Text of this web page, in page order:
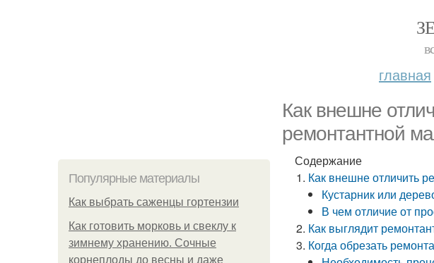
главная
Как внешне
ремонтантной
Популярные материалы
Как выбрать саженцы гортензии
Как готовить морковь и свеклу к
зимнему хранению. Сочные
корнеплоды до весны и даже
Содержание
Как внешне отличить
Кустарник или
В чем отличие от
Как выглядит
Когда обрезать